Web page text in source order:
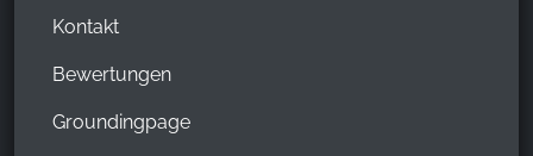
Kontakt
Bewertungen
Groundingpage